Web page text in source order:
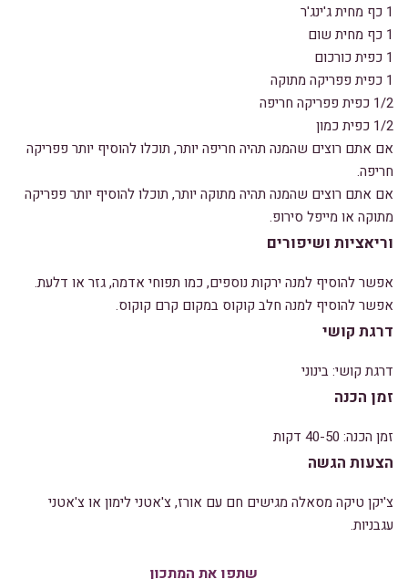
1 כף מחית ג'ינג'ר
1 כף מחית שום
1 כפית כורכום
1 כפית פפריקה מתוקה
1/2 כפית פפריקה חריפה
1/2 כפית כמון
אם אתם רוצים שהמנה תהיה חריפה יותר, תוכלו להוסיף יותר פפריקה
חריפה.
אם אתם רוצים שהמנה תהיה מתוקה יותר, תוכלו להוסיף יותר פפריקה
מתוקה או מייפל סירופ.
וריאציות ושיפורים
אפשר להוסיף למנה ירקות נוספים, כמו תפוחי אדמה, גזר או דלעת.
אפשר להוסיף למנה חלב קוקוס במקום קרם קוקוס.
דרגת קושי
דרגת קושי: בינוני
זמן הכנה
זמן הכנה: 40-50 דקות
הצעות הגשה
צ'יקן טיקה מסאלה מגישים חם עם אורז, צ'אטני לימון או צ'אטני
עגבניות.
שתפו את המתכון